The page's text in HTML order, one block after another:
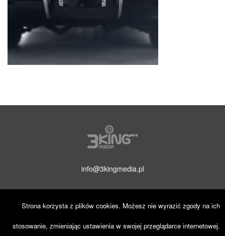
info@3kingmedia.pl
© 2019 3KINGmedia. Wszelkie prawa zastrzeżone.
Strona korzysta z plików cookies. Możesz nie wyrazić zgody na ich
stosowanie, zmieniając ustawienia w swojej przeglądarce internetowej.